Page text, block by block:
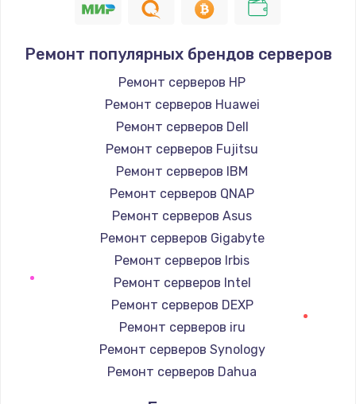
550 руб.
Заказать
Замена лотка Flash
750 руб.
Заказать
Замена лотка SIM
790 руб.
Заказать
Замена северного моста
2300 руб.
Заказать
Восстановление данных
990 руб.
Ремонт популярных брендов серверов
Ремонт серверов HP
Ремонт серверов Huawei
Ремонт серверов Dell
Ремонт серверов Fujitsu
Ремонт серверов IBM
Ремонт серверов QNAP
Ремонт серверов Asus
Ремонт серверов Gigabyte
Ремонт серверов Irbis
Ремонт серверов Intel
Ремонт серверов DEXP
Ремонт серверов iru
Ремонт серверов Synology
Ремонт серверов Dahua